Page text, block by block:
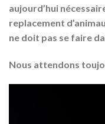
aujourd’hui
replacement
ne doit pas se faire
Nous attendons